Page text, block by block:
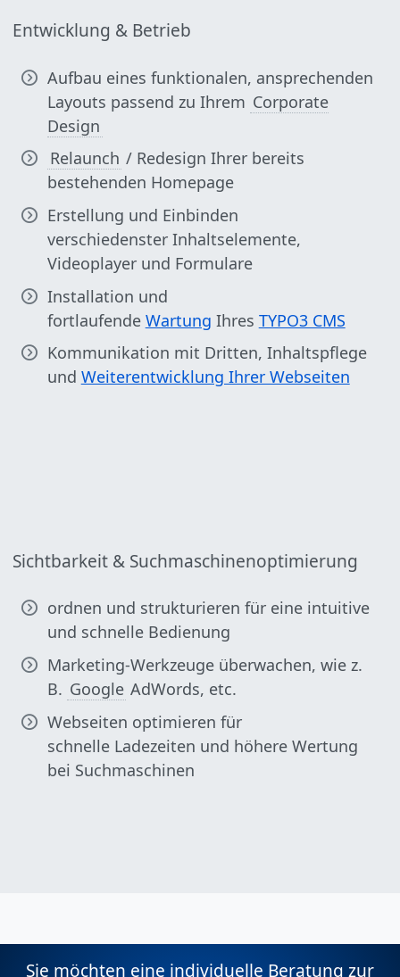
Entwicklung & Betrieb
Aufbau eines funktionalen, ansprechenden
Layouts passend zu Ihrem Corporate
Design
Relaunch / Redesign Ihrer bereits
bestehenden Homepage
Erstellung und Einbinden
verschiedenster Inhaltselemente,
Videoplayer und Formulare
Installation und
fortlaufende Wartung Ihres TYPO3 CMS
Kommunikation mit Dritten, Inhaltspflege
und Weiterentwicklung Ihrer Webseiten
Sichtbarkeit & Suchmaschinenoptimierung
ordnen und strukturieren für eine intuitive
und schnelle Bedienung
Marketing-Werkzeuge überwachen, wie z.
B. Google AdWords, etc.
Webseiten optimieren für
schnelle Ladezeiten und höhere Wertung
bei Suchmaschinen
Sie möchten eine individuelle Beratung zur